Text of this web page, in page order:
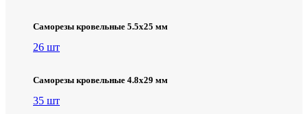
Саморезы кровельные 5.5х25 мм
26 шт
Саморезы кровельные 4.8х29 мм
35 шт